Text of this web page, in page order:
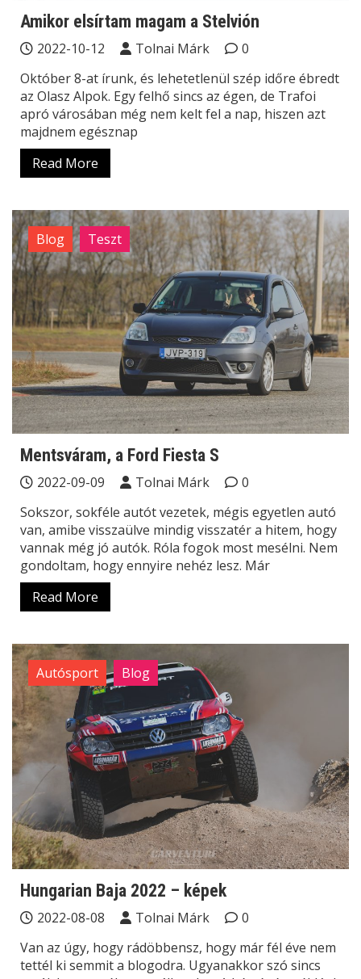
Amikor elsírtam magam a Stelvión
2022-10-12 Tolnai Márk
0
Október 8-at írunk, és lehetetlenül szép időre ébredt
az Olasz Alpok. Egy felhő sincs az égen, de Trafoi
apró városában még nem kelt fel a nap, hiszen azt
majdnem egésznap
Read More
Blog Teszt
Mentsváram, a Ford Fiesta S
2022-09-09 Tolnai Márk
0
Sokszor, sokféle autót vezetek, mégis egyetlen autó
van, amibe visszaülve mindig visszatér a hitem, hogy
vannak még jó autók. Róla fogok most mesélni. Nem
gondoltam, hogy ennyire nehéz lesz. Már
Read More
Autósport Blog
Hungarian Baja 2022 – képek
2022-08-08 Tolnai Márk
0
Van az úgy, hogy rádöbbensz, hogy már fél éve nem
tettél ki semmit a blogodra. Ugyanakkor szó sincs